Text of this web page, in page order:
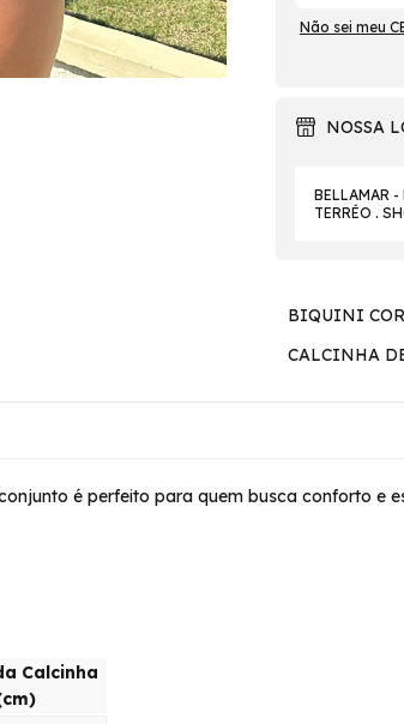
Não sei meu
NOSSA
BELLAMAR
TERRÉO .
BIQUINI
CALCINHA
é perfeito para quem busca conforto e
Calcinha